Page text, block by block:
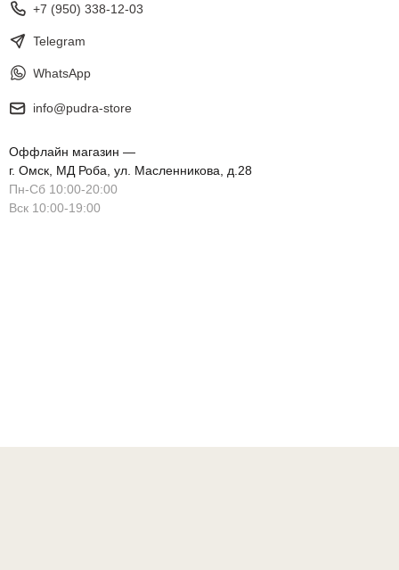
+7 (950) 338-12-03
Telegram
WhatsApp
info@pudra-store
Оффлайн магазин —
г. Омск, МД Роба, ул. Масленникова, д.28
Пн-Сб 10:00-20:00
Вск 10:00-19:00